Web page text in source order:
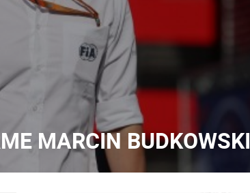
MARCIN BUDKOWSKI